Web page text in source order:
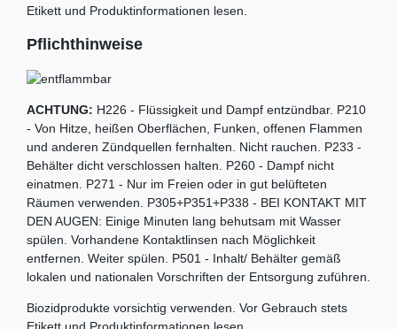
Etikett und Produktinformationen lesen.
Pflichthinweise
ACHTUNG: H226 - Flüssigkeit und Dampf entzündbar. P210
- Von Hitze, heißen Oberflächen, Funken, offenen Flammen
und anderen Zündquellen fernhalten. Nicht rauchen. P233 -
Behälter dicht verschlossen halten. P260 - Dampf nicht
einatmen. P271 - Nur im Freien oder in gut belüfteten
Räumen verwenden. P305+P351+P338 - BEI KONTAKT MIT
DEN AUGEN: Einige Minuten lang behutsam mit Wasser
spülen. Vorhandene Kontaktlinsen nach Möglichkeit
entfernen. Weiter spülen. P501 - Inhalt/ Behälter gemäß
lokalen und nationalen Vorschriften der Entsorgung zuführen.
Biozidprodukte vorsichtig verwenden. Vor Gebrauch stets
Etikett und Produktinformationen lesen.